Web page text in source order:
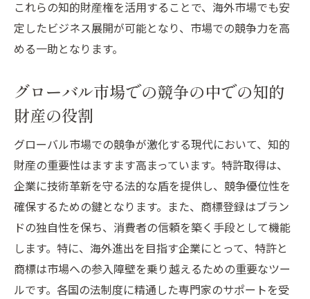
商標がブランド価値に与える影響
海外市場での特許と商標の法的戦略を立てるス
テップ
競争市場での特許と商標の最適化方法
国際特許法と商標法の理解を深める
知的財産戦略の策定と実行計画
リーガルチームと連携した戦略構築の方法
特許と商標を組み合わせた総合的戦略の策
定
特許と商標を活用した海外進出事例から学ぶ成
功のポイント
成功企業に学ぶ知的財産戦略の実例
これらの知的財産権を活用することで、海外市場でも安
定したビジネス展開が可能となり、市場での競争力を高
める一助となります。
グローバル市場での競争の中での知的
財産の役割
グローバル市場での競争が激化する現代において、知的
財産の重要性はますます高まっています。特許取得は、
企業に技術革新を守る法的な盾を提供し、競争優位性を
確保するための鍵となります。また、商標登録はブラン
ドの独自性を保ち、消費者の信頼を築く手段として機能
します。特に、海外進出を目指す企業にとって、特許と
商標は市場への参入障壁を乗り越えるための重要なツー
ルです。各国の法制度に精通した専門家のサポートを受